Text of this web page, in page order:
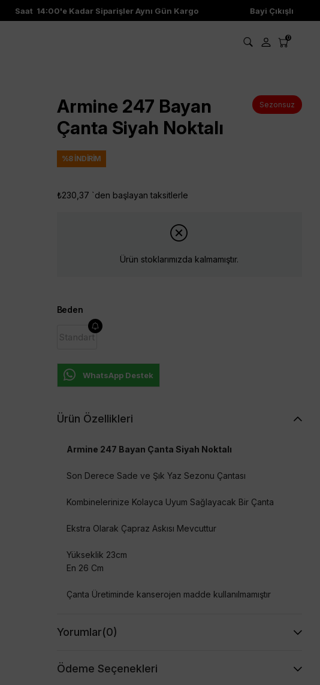
Saat 14:00'e Kadar Siparişler Aynı Gün Kargo Bayi Çıkışlı Ürünler
0
Armine 247 Bayan
Çanta Siyah Noktalı
Sezonsuz
%8İNDIRIM
₺230,37 `den başlayan taksitlerle
Ürün stoklarımızda kalmamıştır.
Beden
Standart
WhatsApp Destek
Ürün Özellikleri
Armine 247 Bayan Çanta Siyah Noktalı
Son Derece Sade ve Şık Yaz Sezonu Çantası
Kombinelerinize Kolayca Uyum Sağlayacak Bir Çanta
Ekstra Olarak Çapraz Askısı Mevcuttur
Yükseklik 23cm
En 26 Cm
Çanta Üretiminde kanserojen madde kullanılmamıştır
Yorumlar(0)
Ödeme Seçenekleri